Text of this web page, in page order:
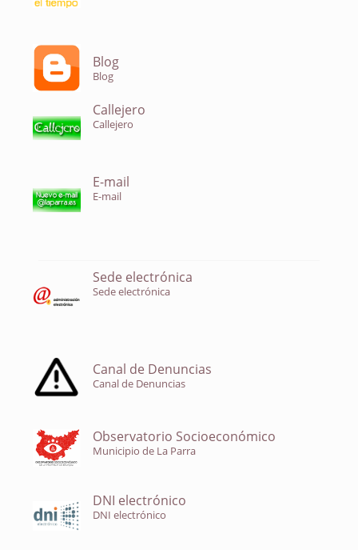
Blog
Blog
Callejero
Callejero
E-mail
E-mail
Sede electrónica
Sede electrónica
Canal de Denuncias
Canal de Denuncias
Observatorio Socioeconómico
Municipio de La Parra
DNI electrónico
DNI electrónico